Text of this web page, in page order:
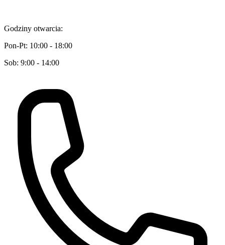
Godziny otwarcia:
Pon-Pt: 10:00 - 18:00
Sob: 9:00 - 14:00